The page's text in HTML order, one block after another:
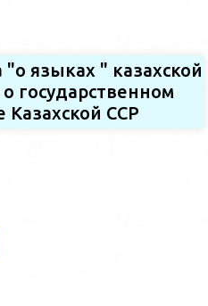
языках " казахской
государственном
Казахской ССР